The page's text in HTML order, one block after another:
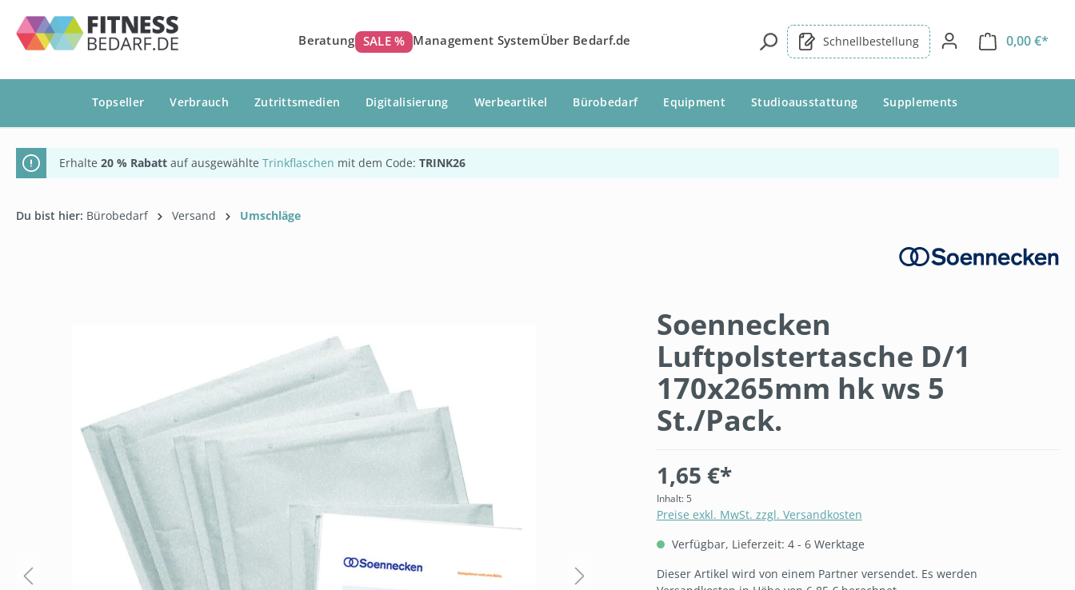
Zur Hauptnavigation springen
Beratung SALE % Management SystemÜber Bedarf.de Schnellbestellung 0,00 €*
Topseller Verbrauch Zutrittsmedien Digitalisierung Werbeartikel Bürobedarf Equipment Studioausstattung Supplements
Erhalte 20 % Rabatt auf ausgewählte Trinkflaschen mit dem Code: TRINK26
Du bist hier: Bürobedarf Versand Umschläge
Soennecken
Luftpolstertasche D/1
170x265mm hk ws 5
St./Pack.
1,65 €*
Inhalt: 5
Preise exkl. MwSt. zzgl. Versandkosten
Verfügbar, Lieferzeit: 4 - 6 Werktage
Dieser Artikel wird von einem Partner versendet. Es werden